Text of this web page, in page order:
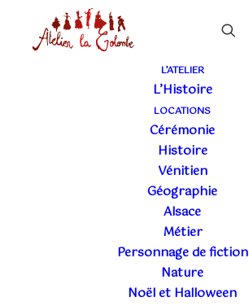
L’ATELIER
L’Histoire
LOCATIONS
Cérémonie
Histoire
Vénitien
Géographie
Alsace
Métier
Personnage de fiction
Nature
Noël et Halloween
BOUTIQUE
masque colombina(47)